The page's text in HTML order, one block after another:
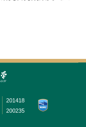
201418
200235